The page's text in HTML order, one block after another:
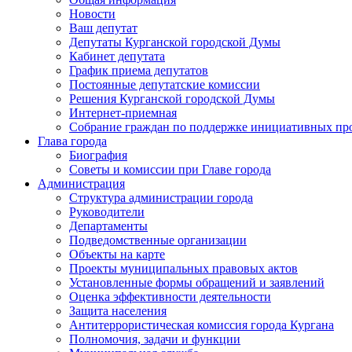
Новости
Ваш депутат
Депутаты Курганской городской Думы
Кабинет депутата
График приема депутатов
Постоянные депутатские комиссии
Решения Курганской городской Думы
Интернет-приемная
Собрание граждан по поддержке инициативных
Глава города
Биография
Советы и комиссии при Главе города
Администрация
Структура администрации города
Руководители
Департаменты
Подведомственные организации
Объекты на карте
Проекты муниципальных правовых актов
Установленные формы обращений и заявлений
Оценка эффективности деятельности
Защита населения
Антитеррористическая комиссия города Кургана
Полномочия, задачи и функции